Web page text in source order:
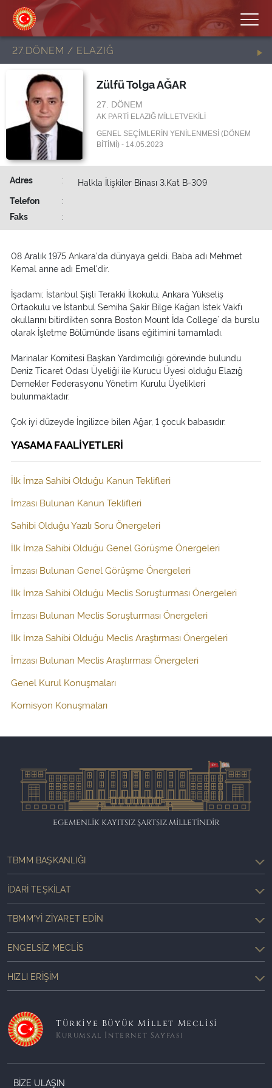
27.DÖNEM / ELAZIĞ
Zülfü Tolga AĞAR
27. DÖNEM
AK PARTİ ELAZIĞ MİLLETVEKİLİ
GENEL SEÇİMLERİN YENİLENMESİ (DÖNEM
BİTİMİ) - 14.05.2023
Adres :
Halkla İlişkiler Binası 3.Kat B-309
Telefon
:
Faks
:
08 Aralık 1975 Ankara'da dünyaya geldi. Baba adı Mehmet
Kemal anne adı Emel'dir.
İşadamı; İstanbul Şişli Terakki İlkokulu, Ankara Yükseliş
Ortaokulu ve İstanbul Semiha Şakir Bilge Kağan İstek Vakfı
okullarını bitirdikten sonra Boston Mount İda College` da burslu
olarak İşletme Bölümünde lisans eğitimini tamamladı.
Marinalar Komitesi Başkan Yardımcılığı görevinde bulundu.
Deniz Ticaret Odası Üyeliği ile Kurucu Üyesi olduğu Elazığ
Dernekler Federasyonu Yönetim Kurulu Üyelikleri
bulunmaktadır.
Çok iyi düzeyde İngilizce bilen Ağar, 1 çocuk babasıdır.
YASAMA FAALİYETLERİ
İlk İmza Sahibi Olduğu Kanun Teklifleri
İmzası Bulunan Kanun Teklifleri
Sahibi Olduğu Yazılı Soru Önergeleri
İlk İmza Sahibi Olduğu Genel Görüşme Önergeleri
İmzası Bulunan Genel Görüşme Önergeleri
İlk İmza Sahibi Olduğu Meclis Soruşturması Önergeleri
İmzası Bulunan Meclis Soruşturması Önergeleri
İlk İmza Sahibi Olduğu Meclis Araştırması Önergeleri
İmzası Bulunan Meclis Araştırması Önergeleri
Genel Kurul Konuşmaları
Komisyon Konuşmaları
EGEMENLİK KAYITSIZ ŞARTSIZ MİLLETİNDİR
TBMM BAŞKANLIĞI
İDARI TEŞKILAT
TBMM'YI ZIYARET EDIN
ENGELSIZ MECLIS
HIZLI ERIŞIM
Türkiye Büyük Millet Meclisi
Kurumsal İnternet Sayfası
BİZE ULAŞIN